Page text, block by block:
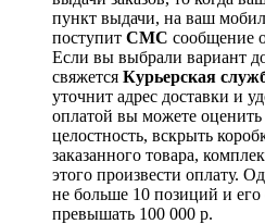
пункт выдачи, на ваш
поступит СМС сообщение
Если вы выбрали вариант
свяжется Курьерская
уточнит адрес доставки и
оплатой вы можете оценить
целостность, вскрыть
заказанного товара,
этого произвести оплату.
не больше 10 позиций и
превышать 100 000 р.